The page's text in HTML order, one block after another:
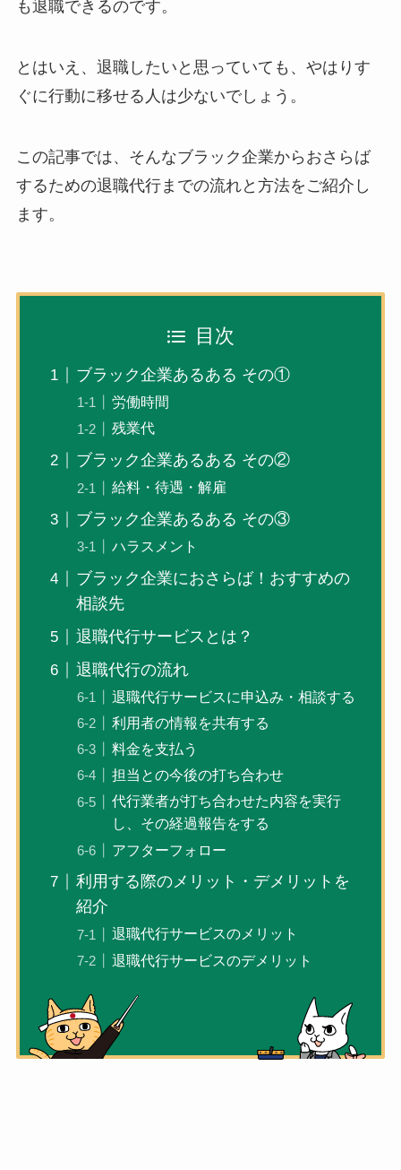
も退職できるのです。
とはいえ、退職したいと思っていても、やはりす
ぐに行動に移せる人は少ないでしょう。
この記事では、そんなブラック企業からおさらば
するための退職代行までの流れと方法をご紹介し
ます。
目次
ブラック企業あるある その①
労働時間
残業代
ブラック企業あるある その②
給料・待遇・解雇
ブラック企業あるある その③
ハラスメント
ブラック企業におさらば！おすすめの
相談先
退職代行サービスとは？
退職代行の流れ
退職代行サービスに申込み・相談する
利用者の情報を共有する
料金を支払う
担当との今後の打ち合わせ
代行業者が打ち合わせた内容を実行
し、その経過報告をする
アフターフォロー
利用する際のメリット・デメリットを
紹介
退職代行サービスのメリット
退職代行サービスのデメリット